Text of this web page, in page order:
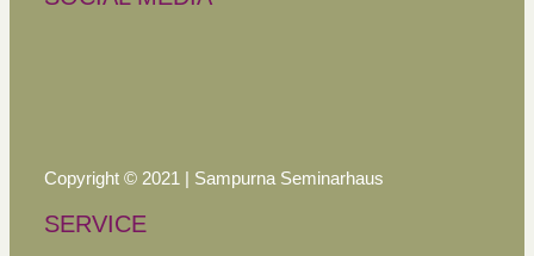
Copyright © 2021 | Sampurna Seminarhaus
SERVICE